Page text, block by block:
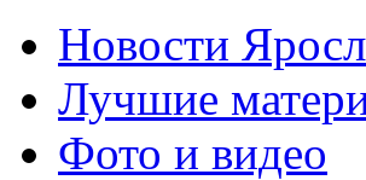
Новости
Лучшие
Фото и видео